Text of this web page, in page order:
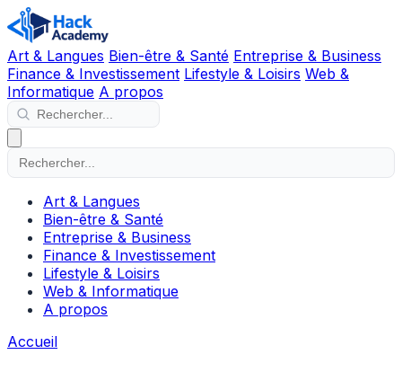
Art & Langues Bien-être & Santé Entreprise & Business
Finance & Investissement Lifestyle & Loisirs Web &
Informatique A propos
Art & Langues
Bien-être & Santé
Entreprise & Business
Finance & Investissement
Lifestyle & Loisirs
Web & Informatique
A propos
Accueil